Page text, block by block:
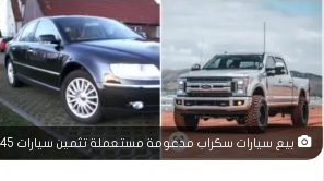
بيع سيارات سكراب مدعومة مستعملة تثمين سيارات 55633245